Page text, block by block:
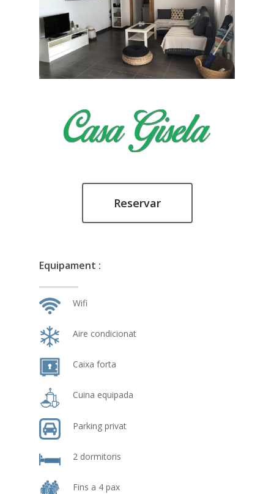
Reservar
Equipament :
Wifi
Aire condicionat
Caixa forta
Cuina equipada
Parking privat
2 dormitoris
Fins a 4 pax